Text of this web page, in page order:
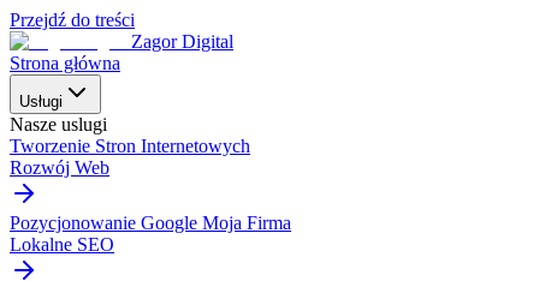
Przejdź do treści
Zagor Digital
Strona główna
Usługi
Nasze uslugi
Tworzenie Stron Internetowych
Rozwój Web
Pozycjonowanie Google Moja Firma
Lokalne SEO